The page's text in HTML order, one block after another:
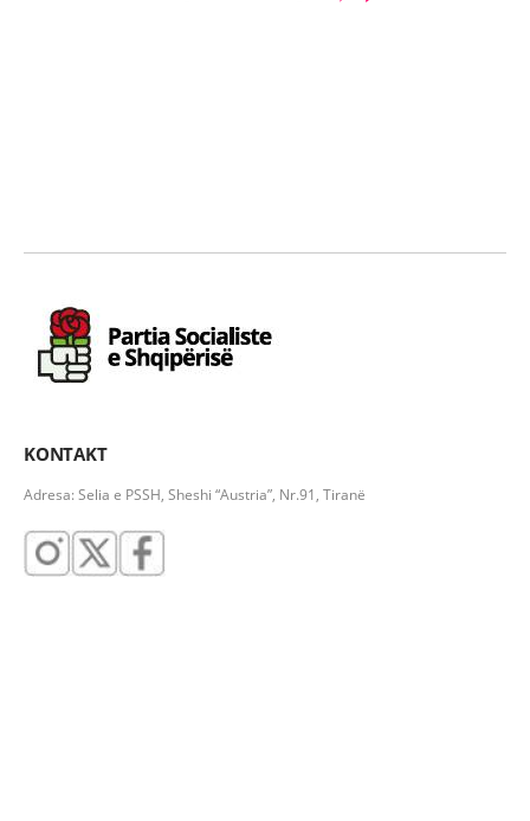
KONTAKT
Adresa: Selia e PSSH, Sheshi “Austria”, Nr.91, Tiranë